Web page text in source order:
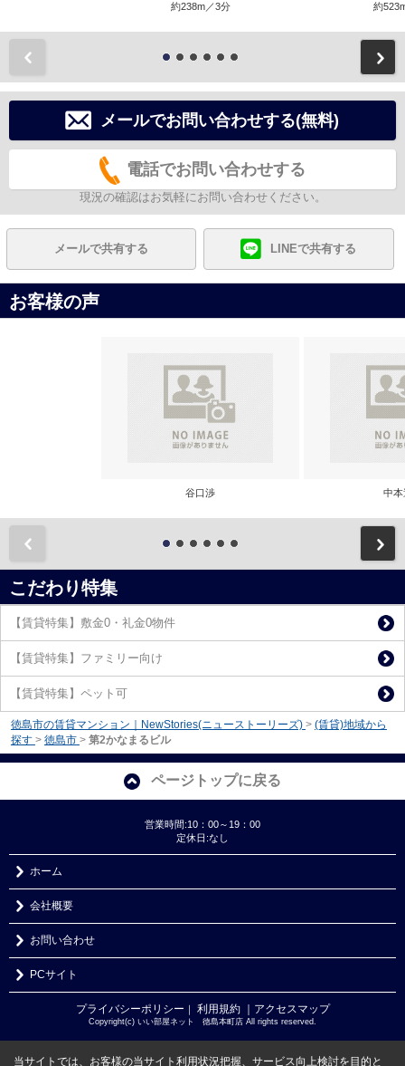
約238m／3分 約
メールでお問い合わせする(無料)
電話でお問い合わせする
現況の確認はお気軽にお問い合わせください。
メールで共有する LINEで共有する
お客様の声
谷口渉 中本
こだわり特集
【賃貸特集】敷金0・礼金0物件
【賃貸特集】ファミリー向け
【賃貸特集】ペット可
徳島市の賃貸マンション｜NewStories(ニューストーリーズ) > (賃貸)地域から
探す > 徳島市 > 第2かなまるビル
ページトップに戻る
営業時間:10：00～19：00
定休日:なし
ホーム
会社概要
お問い合わせ
PCサイト
プライバシーポリシー 利用規約 ｜アクセスマップ
Copyright(c) いい部屋ネット 徳島本町店 All rights reserved.
当サイトでは、お客様の当サイト利用状況把握、サービス向上検討を目的と